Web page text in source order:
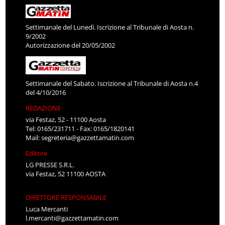
Settimanale del Lunedì. Iscrizione al Tribunale di Aosta n.
9/2002
Autorizzazione del 20/05/2002
Settimanale del Sabato. Iscrizione al Tribunale di Aosta n.4
del 4/10/2016
REDAZIONE
via Festaz, 52 - 11100 Aosta
Tel: 0165/231711 - Fax: 0165/1820141
Mail:segreteria@gazzettamatin.com
Editore
LG PRESSE S.R.L.
via Festaz, 52 11100 AOSTA
DIRETTORE RESPONSABILE
Luca Mercanti
l.mercanti@gazzettamatin.com